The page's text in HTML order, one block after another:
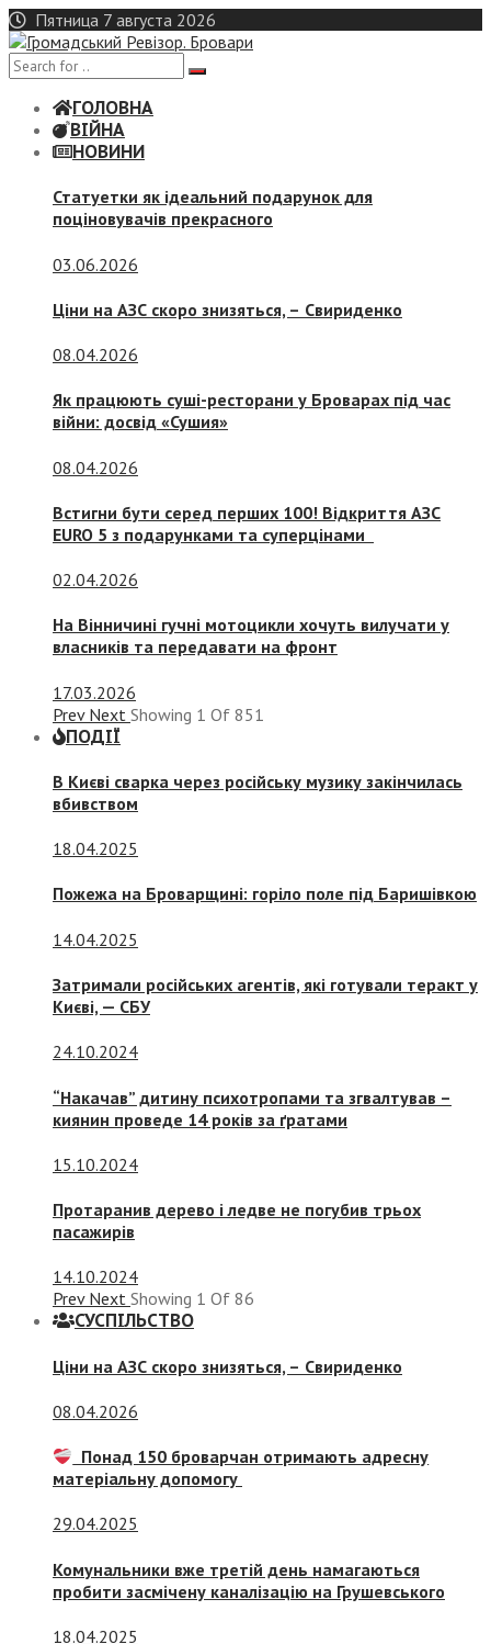
Skip
to
content
Пятница 7 августа 2026
ГОЛОВНА
ВІЙНА
НОВИНИ
Статуетки як ідеальний подарунок для
поціновувачів прекрасного
03.06.2026
Ціни на АЗС скоро знизяться, – Свириденко
08.04.2026
Як працюють суші-ресторани у Броварах під час
війни: досвід «Сушия»
08.04.2026
Встигни бути серед перших 100! Відкриття АЗС
EURO 5 з подарунками та суперцінами
02.04.2026
На Вінничині гучні мотоцикли хочуть вилучати у
власників та передавати на фронт
17.03.2026
Prev Next Showing 1 Of 851
ПОДІЇ
В Києві сварка через російську музику закінчилась
вбивством
18.04.2025
Пожежа на Броварщині: горіло поле під Баришівкою
14.04.2025
Затримали російських агентів, які готували теракт у
Києві, — СБУ
24.10.2024
“Накачав” дитину психотропами та згвалтував –
киянин проведе 14 років за ґратами
15.10.2024
Протаранив дерево і ледве не погубив трьох
пасажирів
14.10.2024
Prev Next Showing 1 Of 86
СУСПIЛЬСТВО
Ціни на АЗС скоро знизяться, – Свириденко
08.04.2026
Понад 150 броварчан отримають адресну
матеріальну допомогу
29.04.2025
Комунальники вже третій день намагаються
пробити засмічену каналізацію на Грушевського
18.04.2025